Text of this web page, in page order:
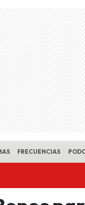
FRECUENCIAS